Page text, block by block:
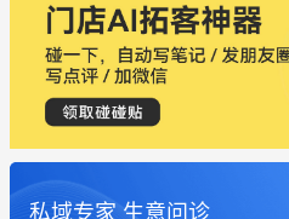
私域专家 生意问诊